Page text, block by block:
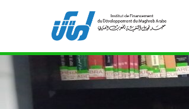
Bibliothèque de l'IFID 8,
211
ifidmag.inst@ifid.org.tn